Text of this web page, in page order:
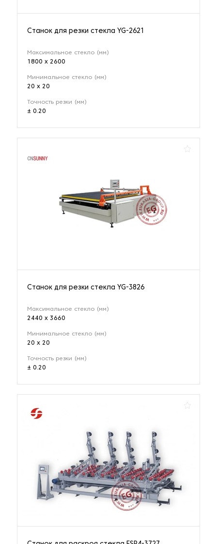
Станок для резки стекла YG-2621
Максимальное стекло (мм)
1800 x 2600
Минимальное стекло (мм)
20 x 20
Точность резки (мм)
± 0.20
Станок для резки стекла YG-3826
Максимальное стекло (мм)
2440 x 3660
Минимальное стекло (мм)
20 x 20
Точность резки (мм)
± 0.20